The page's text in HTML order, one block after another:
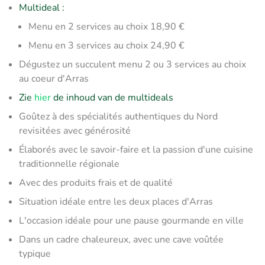
Multideal :
​Menu en 2 services au choix 18,90 €
Menu en 3 services au choix 24,90 €
Dégustez un succulent menu 2 ou 3 services au choix
au coeur d'Arras
Zie hierde inhoud van de multideals
Goûtez à des spécialités authentiques du Nord
revisitées avec générosité
Élaborés avec le savoir-faire et la passion d'une cuisine
traditionnelle régionale
Avec des produits frais et de qualité
Situation idéale entre les deux places d'Arras
L'occasion idéale pour une pause gourmande en ville
Dans un cadre chaleureux, avec une cave voûtée
typique